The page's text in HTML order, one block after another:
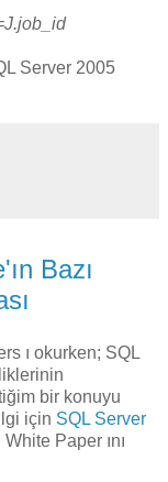
Server 2005
Bazı
ı okurken; SQL
bir konuyu
için SQL Server
White Paper ını